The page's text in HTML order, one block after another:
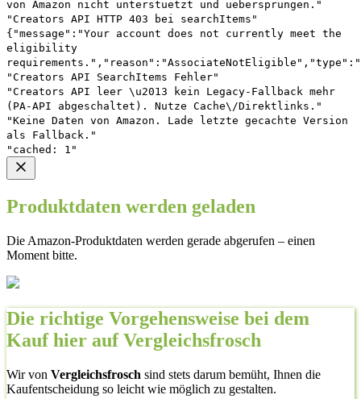
von Amazon nicht unterstuetzt und uebersprungen."
"Creators API HTTP 403 bei searchItems"
{"message":"Your account does not currently meet the
eligibility
"Creators API SearchItems Fehler"
"Creators API leer \u2013 kein Legacy-Fallback mehr
(PA-API abgeschaltet). Nutze Cache\/Direktlinks."
"Keine Daten von Amazon. Lade letzte gecachte Version
als Fallback."
"cached: 1"
Produktdaten werden geladen
Die Amazon-Produktdaten werden gerade abgerufen – einen
Moment bitte.
Die richtige Vorgehensweise bei dem
Kauf hier auf Vergleichsfrosch
Wir von Vergleichsfrosch sind stets darum bemüht, Ihnen die
Kaufentscheidung so leicht wie möglich zu gestalten.